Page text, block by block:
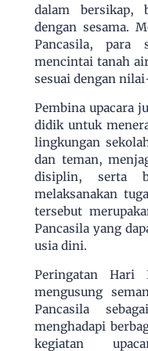
dalam bersikap,
dengan sesama.
Pancasila, para
mencintai tanah
sesuai dengan
Pembina upacara
didik untuk
lingkungan
dan teman,
disiplin, serta
melaksanakan
tersebut
Pancasila yang
usia dini.
Peringatan Hari
mengusung
Pancasila
menghadapi
kegiatan